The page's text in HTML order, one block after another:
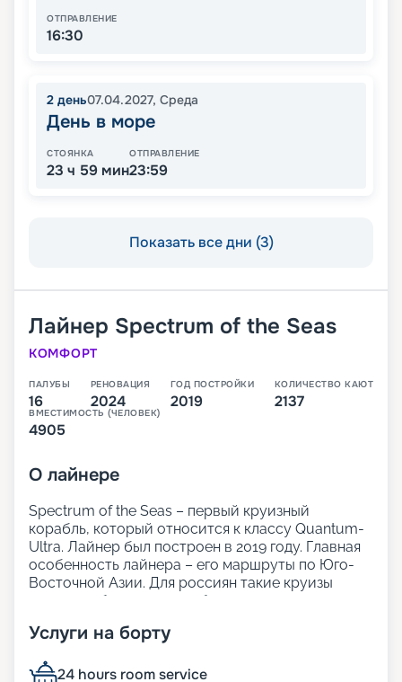
ОТПРАВЛЕНИЕ
16:30
2 день07.04.2027, Среда
День в море
СТОЯНКА
23 ч 59 мин
ОТПРАВЛЕНИЕ
23:59
Показать все дни (3)
Лайнер Spectrum of the Seas
КОМФОРТ
ПАЛУБЫ
16
РЕНОВАЦИЯ
2024
ГОД ПОСТРОЙКИ
2019
КОЛИЧЕСТВО КАЮТ
2137
ВМЕСТИМОСТЬ (ЧЕЛОВЕК)
4905
О лайнере
Spectrum of the Seas – первый круизный
корабль, который относится к классу Quantum-
Ultra. Лайнер был построен в 2019 году. Главная
особенность лайнера – его маршруты по Юго-
Восточной Азии. Для россиян такие круизы
доступны без виз при соблюдении некоторых
регион.
только забронировать круиз навигации 2025 -
Услуги на борту
24 hours room service